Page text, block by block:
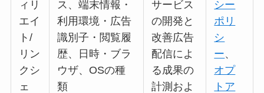
ィリ
エイ
ト/
リン
クシ
ェ
ス、端末情報・
利用環境・広告
識別子・閲覧履
歴、日時・ブラ
ウザ、OSの種
類
サービス
の開発と
改善広告
配信によ
る成果の
計測およ
シー
ポリ
シ
ー、
オプ
トア